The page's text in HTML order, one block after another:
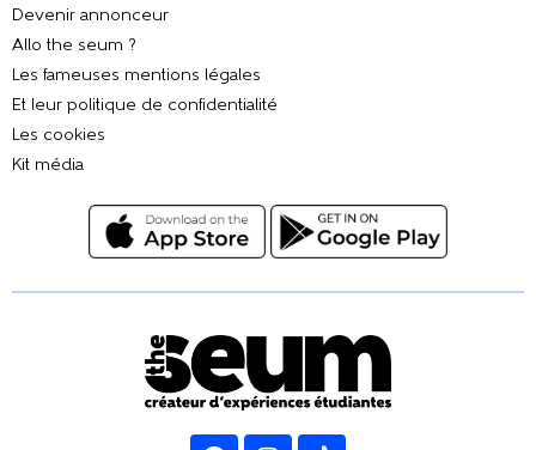
Devenir annonceur
Allo the seum ?
Les fameuses mentions légales
Et leur politique de confidentialité
Les cookies
Kit média